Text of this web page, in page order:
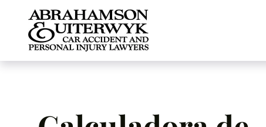
Skip to content